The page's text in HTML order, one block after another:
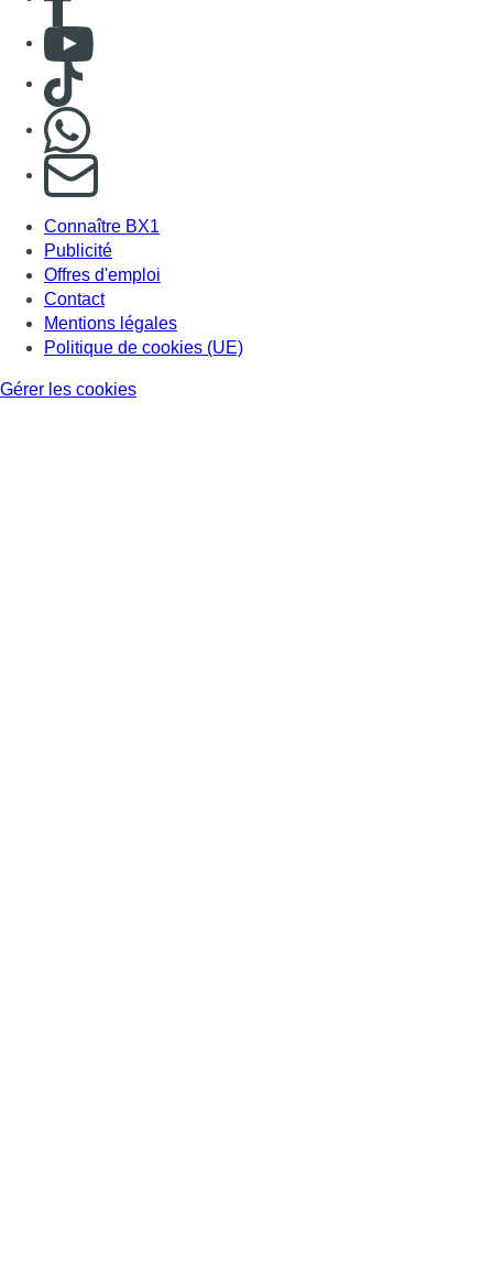
Consulter Youtube
Consulter TikTok
S'abonner à notre newsletter
Connaître BX1
Publicité
Offres d'emploi
Contact
Mentions légales
Politique de cookies (UE)
Gérer les cookies